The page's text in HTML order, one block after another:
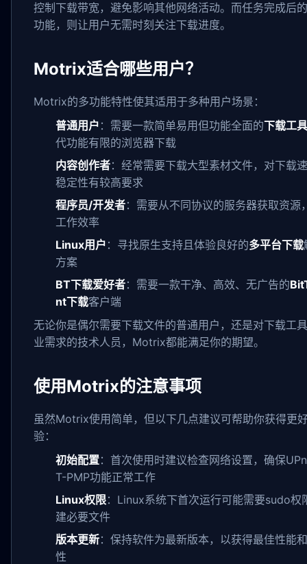
控制下载带宽，避免影响其他网络活动。而任务完成后
功能，则让用户无需时刻关注下载进度。
Motrix适合哪些用户？
Motrix的多功能特性使其适用于多种用户场景：
普通用户 ：需要一款简单易用但功能全面的下载工具
代功能有限的浏览器下载
内容创作者：经常需要下载大型素材文件，对下载
稳定性有较高要求
程序员/开发者：需要从不同协议的服务器获取资源
工作效率
Linux用户 ：寻找原生支持且体验良好的多平台下载
方案
BT下载爱好者：需要一款干净、高效、无广告的
nt下载客户端
无论你是偶尔需要下载文件的普通用户，还是对下载工
业需求的技术人员，Motrix都能满足你的期望。
使用Motrix的注意事项
虽然Motrix使用简单，但以下几点建议可帮助你获得更
验：
初始配置：首次使用时建议检查网络设置，确保
T-PMP功能正常工作
Linux权限：Linux系统下首次运行可能需要sudo权
建必要文件
版本更新：保持软件为最新版本，以获得最佳性能
性